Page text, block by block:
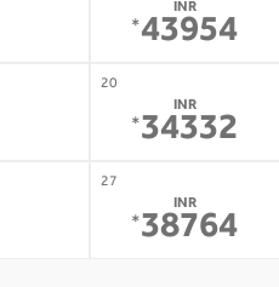
INR
43954
*
20
INR
34332
*
27
INR
38764
*